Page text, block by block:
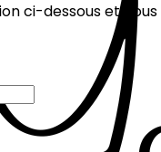
ci-dessous et